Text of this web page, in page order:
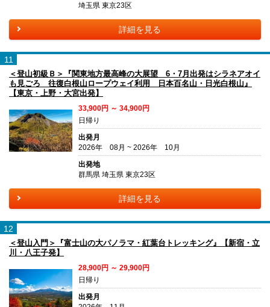
埼玉県 東京23区
詳細を見る
11
＜登山初級Ｂ＞『関東地方最高峰の大展望 6・7月出発はシラネアオイ
も見ごろ 往復白根山ロープウェイ利用 日本百名山・日光白根山』
【東京・上野・大宮出発】
33,900円 ～ 34,900円
日帰り
出発月
2026年 08月 ~ 2026年 10月
出発地
群馬県 埼玉県 東京23区
詳細を見る
12
＜登山入門＞『富士山の大パノラマ・紅葉台トレッキング』【新宿・立
川・八王子発】
28,900円 ～ 29,900円
日帰り
出発月